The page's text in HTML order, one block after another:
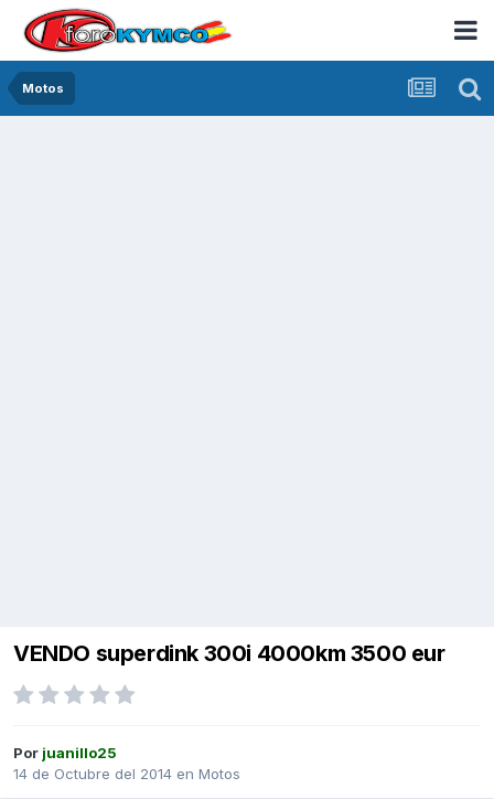
Motos
VENDO superdink 300i 4000km 3500 eur
Por juanillo25
14 de Octubre del 2014 en Motos